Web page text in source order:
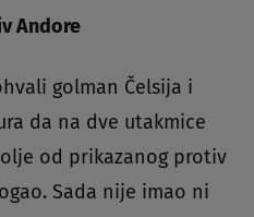
Andore
golman Čelsija i
da na dve utakmice
od prikazanog protiv
Sada nije imao ni